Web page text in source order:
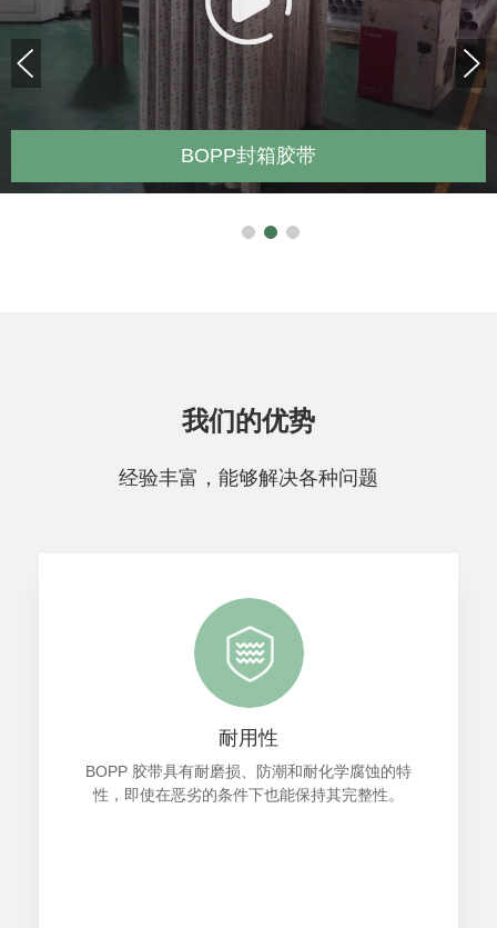
定制logo胶带
我们的优势
经验丰富，能够解决各种问题
成本效益
其高性能和可靠性使BOPP胶带成为大规模包装操作
的经济高效的解决方案。